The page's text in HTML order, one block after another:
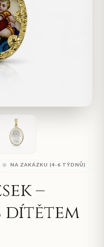
NA ZAKÁZKU (4-6 TÝDNŮ)
–
dítětem